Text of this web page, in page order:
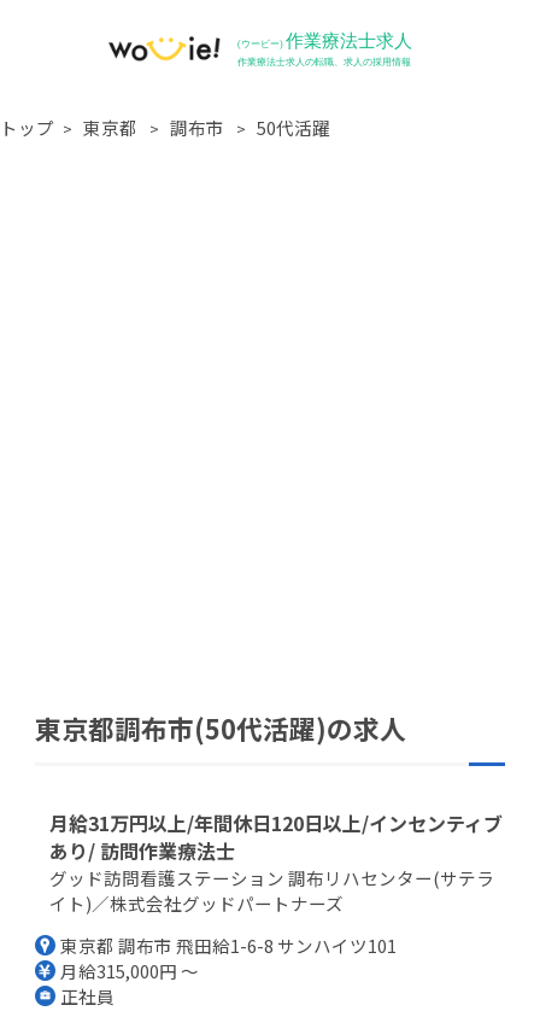
トップ 東京都 調布市 50代活躍
東京都調布市(50代活躍)の求人
月給31万円以上/年間休日120日以上/インセンティブ
あり/ 訪問作業療法士
グッド訪問看護ステーション 調布リハセンター(サテラ
イト)／株式会社グッドパートナーズ
東京都 調布市 飛田給1-6-8 サンハイツ101
月給315,000円 ～
正社員